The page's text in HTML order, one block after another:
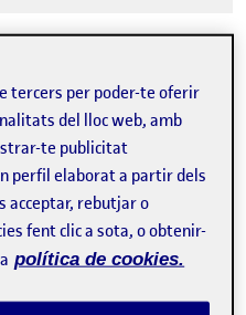
tercers per poder-te oferir
del lloc web, amb
te publicitat
perfil elaborat a partir dels
acceptar, rebutjar o
fent clic a sota, o obtenir-
política de cookies.